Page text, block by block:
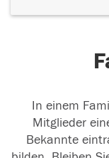
In einem
Mitglieder
Bekannte